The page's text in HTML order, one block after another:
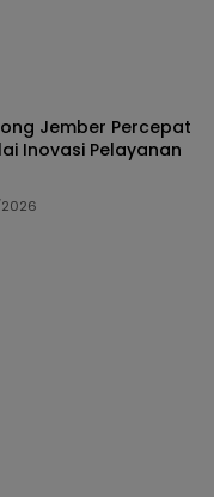
Jember Percepat
Inovasi Pelayanan